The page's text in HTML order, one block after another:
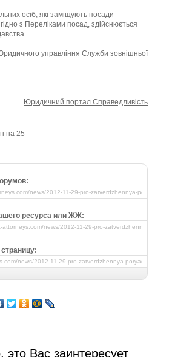
осіб, які заміщують посади
з Переліками посад, здійснюється
управління Служби зовнішньої
Юридичний портал Справедливість
на 25
ресурса или ЖЖ:
это Вас заинтересует